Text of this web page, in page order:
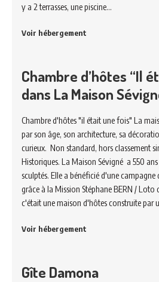
y a 2 terrasses, une piscine…
Voir hébergement
Chambre d’hôtes “Il
dans La Maison
Chambre d'hôtes "il était une fois" La
par son âge, son architecture, sa
curieux. Non standard, hors classement
Historiques. La Maison Sévigné a 550
sculptés. Elle a bénéficié d'une
grâce à la Mission Stéphane BERN /
c'était une maison d'hôtes construite par
Voir hébergement
Gîte Damona